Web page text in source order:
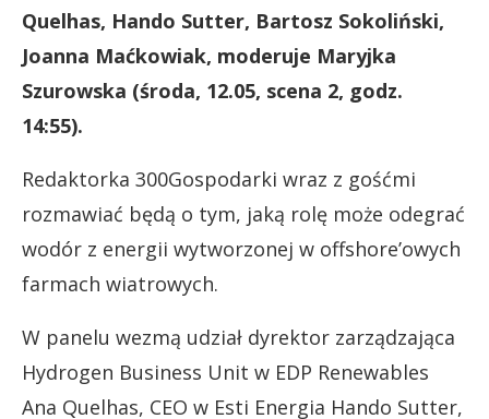
Quelhas, Hando Sutter, Bartosz Sokoliński,
Joanna Maćkowiak, moderuje Maryjka
Szurowska (środa, 12.05, scena 2, godz.
14:55).
Redaktorka 300Gospodarki wraz z gośćmi
rozmawiać będą o tym, jaką rolę może odegrać
wodór z energii wytworzonej w offshore’owych
farmach wiatrowych.
W panelu wezmą udział dyrektor zarządzająca
Hydrogen Business Unit w EDP Renewables
Ana Quelhas, CEO w Esti Energia Hando Sutter,